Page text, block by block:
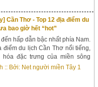
Cần Thơ - Top 12 địa điểm du
bao giờ hết “hot”
hấp dẫn bậc nhất phía Nam.
điểm du lịch Cần Thơ nổi tiếng,
đặc trưng của miền sông
Bến Ninh KiềuBến Ninh Kiều là
Thơ đã quá nổi tiếng với nhiều
:: Bởi: Net người miền Tây 1